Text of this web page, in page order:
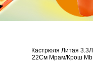
Кастрюля Литая 3.3Л
22См Мрам/Крош Mb